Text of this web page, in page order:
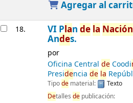
Agregar al
18. VI Plan de la Nación
Andes.
por
Oficina Central deCoodi
Presidencia de la
Tipodematerial:
Texto
Detalles depublicación: